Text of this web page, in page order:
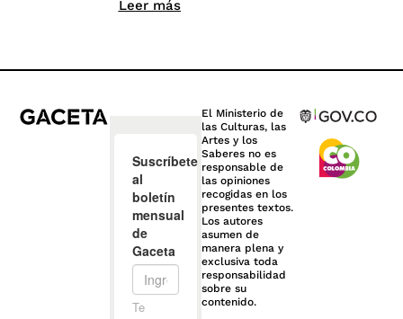
Leer más
El Ministerio de
las Culturas, las
Artes y los
Saberes no es
responsable de
las opiniones
recogidas en los
presentes textos.
Los autores
asumen de
manera plena y
exclusiva toda
responsabilidad
sobre su
contenido.